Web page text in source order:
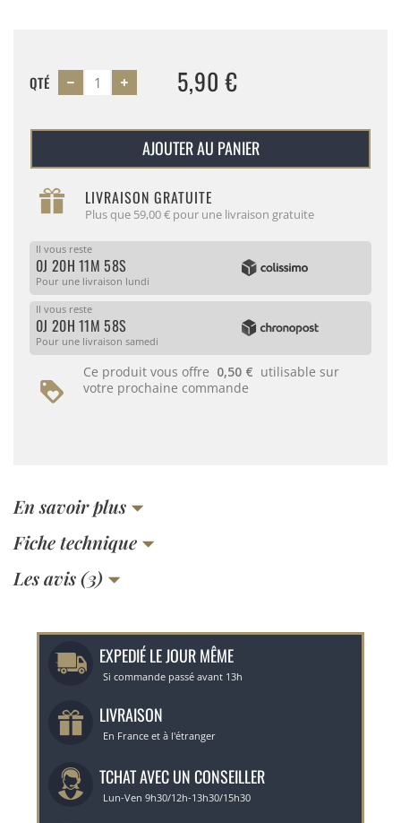
QTÉ 5,90 €
AJOUTER AU PANIER
LIVRAISON GRATUITE
Plus que 59,00 € pour une livraison gratuite
Il vous reste
0J 20H 11M 58S
Pour une livraison lundi
Il vous reste
0J 20H 11M 58S
Pour une livraison samedi
Ce produit vous offre 0,50 € utilisable sur
votre prochaine commande
En savoir plus
Fiche technique
Les avis (3)
EXPEDIÉ LE JOUR MÊME
Si commande passé avant 13h
LIVRAISON
En France et à l'étranger
TCHAT AVEC UN CONSEILLER
Lun-Ven 9h30/12h-13h30/15h30